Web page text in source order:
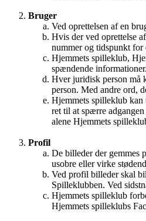
Bruger
Ved oprettelsen af en
Hvis der ved oprettelse
nummer og tidspunkt for
Hjemmets spilleklub,
spændende informationer.
Hver juridisk person må
person. Med andre ord,
Hjemmets spilleklub kan
ret til at spærre
alene Hjemmets
Profil
De billeder der gemmes
usobre eller virke
Ved profil billeder skal
Spilleklubben. Ved
Hjemmets spilleklub
Hjemmets spilleklubs